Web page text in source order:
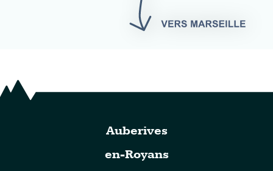
Auberives
en-Royans